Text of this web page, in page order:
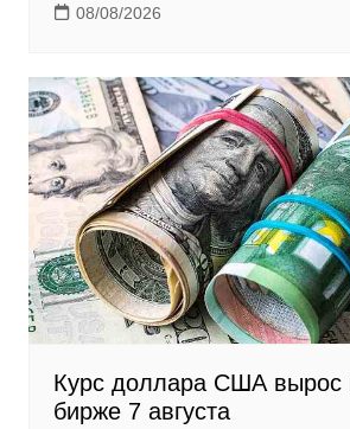
08/08/2026
Курс доллара США вырос
бирже 7 августа